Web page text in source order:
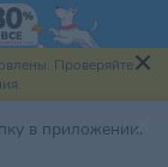
Проверяйте
в приложении.